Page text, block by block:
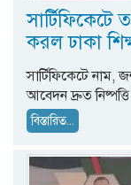
করল ঢাকা
সার্টিফিকেটে নাম,
আবেদন দ্রুত
বিস্তারিত...